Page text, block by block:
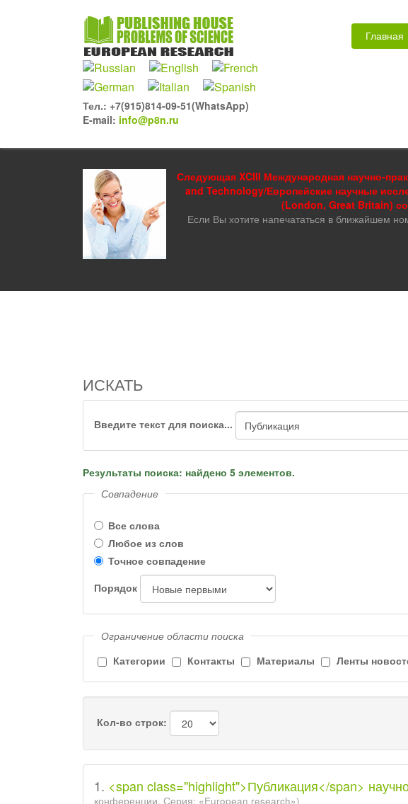
Тел.: +7(915)814-09-51(WhatsApp)
E-mail: info@p8n.ru
Главная
Следующая XCIII Международная научно-
and Technology/Европейские научные
(London, Great Britain)
Если Вы хотите напечататься в ближайшем
ИСКАТЬ
Введите текст для поиска...
Результаты поиска: найдено 5 элементов.
Совпадение
Все слова
Любое из слов
Точное совпадение
Порядок
Ограничение области поиска
Категории
Контакты Материалы Ленты
Кол-во строк:
1. <span class="highlight">Публикация</span>
конференции. Серия: «European research»)